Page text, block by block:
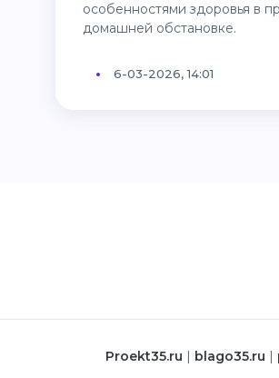
особенностями здоровья в
домашней обстановке.
6-03-2026, 14:01
proekt35.ru | blago35.ru |